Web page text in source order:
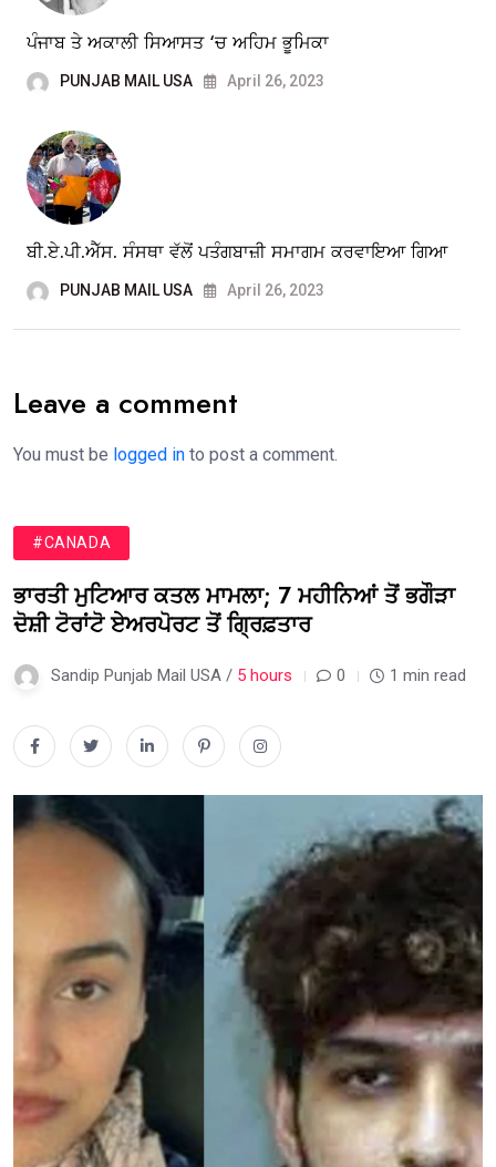
ਪੰਜਾਬ ਤੇ ਅਕਾਲੀ ਸਿਆਸਤ ‘ਚ ਅਹਿਮ ਭੂਮਿਕਾ
PUNJAB MAIL USA April 26, 2023
ਬੀ.ਏ.ਪੀ.ਐੱਸ. ਸੰਸਥਾ ਵੱਲੋਂ ਪਤੰਗਬਾਜ਼ੀ ਸਮਾਗਮ ਕਰਵਾਇਆ ਗਿਆ
PUNJAB MAIL USA April 26, 2023
Leave a comment
You must be logged in to post a comment.
#CANADA
ਭਾਰਤੀ ਮੁਟਿਆਰ ਕਤਲ ਮਾਮਲਾ; 7 ਮਹੀਨਿਆਂ ਤੋਂ ਭਗੌੜਾ
ਦੋਸ਼ੀ ਟੋਰਾਂਟੋ ਏਅਰਪੋਰਟ ਤੋਂ ਗ੍ਰਿਫ਼ਤਾਰ
Sandip Punjab Mail USA / 5 hours 0 1 min read